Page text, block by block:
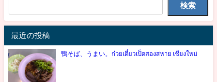
検索
最近の投稿
鴨そば、うまい。ก๋วยเตี๋ยวเป็ดสองสหาย เชียงใหม่